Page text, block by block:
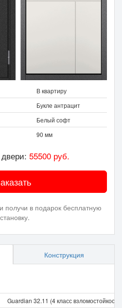
В квартиру
Букле антрацит
Белый софт
90 мм
55500руб.
получи в подарок бесплатную
Конструкция
Guardian 32.11 (4 класс